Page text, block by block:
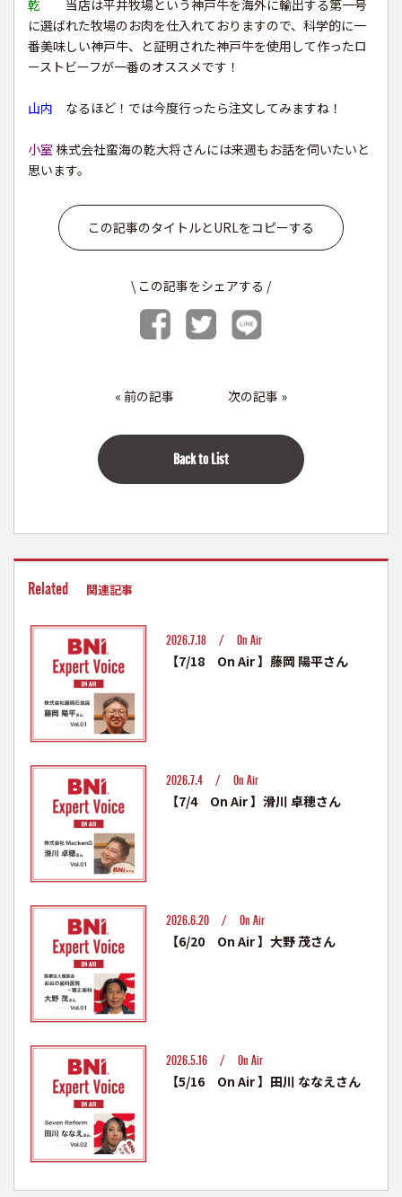
乾 当店は平井牧場という神戸牛を海外に輸出する第一号
に選ばれた牧場のお肉を仕入れておりますので、科学的に一
番美味しい神戸牛、と証明された神戸牛を使用して作ったロ
ーストビーフが一番のオススメです！
山内 なるほど！では今度行ったら注文してみますね！
小室 株式会社蛮海の乾大将さんには来週もお話を伺いたいと
思います。
この記事のタイトルとURLをコピーする
\ この記事をシェアする /
« 前の記事 次の記事 »
Back to List
Related 関連記事
2026.7.18 /On Air
【7/18 On Air 】藤岡 陽平さん
2026.7.4 /On Air
【7/4 On Air 】滑川 卓穂さん
2026.6.20 /On Air
【6/20 On Air 】大野 茂さん
2026.5.16 /On Air
【5/16 On Air 】田川 ななえさん